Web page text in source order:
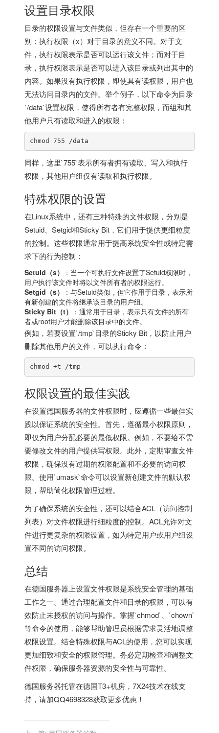
设置目录权限
目录的权限设置与文件类似，但存在一个重要的区
别：执行权限（x）对于目录的意义不同。对于文
件，执行权限表示是否可以运行该文件；而对于目
录，执行权限表示是否可以进入该目录或列出其中的
内容。如果没有执行权限，即使具有读权限，用户也
无法访问目录内的文件。举个例子，以下命令为目录
`/data`设置权限，使得所有者有完整权限，而组和其
他用户只有读取和进入的权限：
chmod 755 /data
同样，这里`755`表示所有者拥有读取、写入和执行
权限，其他用户组仅有读取和执行权限。
特殊权限的设置
在Linux系统中，还有三种特殊的文件权限，分别是
Setuid、Setgid和Sticky Bit，它们用于提供更细粒度
的控制。这些权限通常用于提高系统安全性或特定需
求下的行为控制：
Setuid（s）
：当一个可执行文件设置了Setuid权限时，
用户执行该文件时将以文件所有者的权限运行。
Setgid（s）
：与Setuid类似，但它作用于目录，表示所
有新创建的文件将继承该目录的用户组。
Sticky Bit（t）
：通常用于目录，表示只有文件的所有
者或root用户才能删除该目录中的文件。
例如，若要设置`/tmp`目录的Sticky Bit，以防止用户
删除其他用户的文件，可以执行命令：
chmod +t /tmp
权限设置的最佳实践
在设置德国服务器的文件权限时，应遵循一些最佳实
践以保证系统的安全性。首先，遵循最小权限原则，
即仅为用户分配必要的最低权限。例如，不要给不需
要修改文件的用户提供写权限。此外，定期审查文件
权限，确保没有过期的权限配置和不必要的访问权
限。使用`umask`命令可以设置新创建文件的默认权
限，帮助简化权限管理过程。
为了确保系统的安全性，还可以结合ACL（访问控制
列表）对文件权限进行细粒度的控制。ACL允许对文
件进行更复杂的权限设置，如为特定用户或用户组设
置不同的访问权限。
总结
在德国服务器上设置文件权限是系统安全管理的基础
工作之一。通过合理配置文件和目录的权限，可以有
效防止未授权的访问与操作。掌握`chmod`、`chown`
等命令的使用，能够帮助管理员根据需求灵活地调整
权限设置。结合特殊权限与ACL的使用，您可以实现
更加细致和安全的权限管理。务必定期检查和调整文
件权限，确保服务器资源的安全性与可靠性。
德国服务器托管在德国T3+机房，7X24技术在线支
持，请加QQ4698328获取更多优惠！